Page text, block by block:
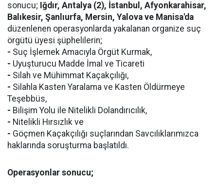
sonucu; Iğdır, Antalya (2), İstanbul, Afyonkarahisar,
Balıkesir, Şanlıurfa, Mersin, Yalova ve Manisa'da
düzenlenen operasyonlarda yakalanan organize suç
örgütü üyesi şüphelilerin;
- Suç İşlemek Amacıyla Örgüt Kurmak,
- Uyuşturucu Madde İmal ve Ticareti
- Silah ve Mühimmat Kaçakçılığı,
- Silahla Kasten Yaralama ve Kasten Öldürmeye
Teşebbüs,
- Bilişim Yolu ile Nitelikli Dolandırıcılık,
- Nitelikli Hırsızlık ve
- Göçmen Kaçakçılığı suçlarından Savcılıklarımızca
haklarında soruşturma başlatıldı.
Operasyonlar sonucu;